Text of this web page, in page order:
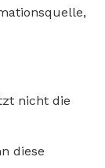
nicht die
diese